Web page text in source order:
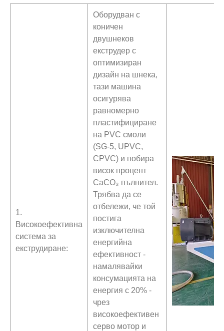
1.
Високоефективна
система за
екструдиране:
Оборудван с
коничен
двушнеков
екструдер с
оптимизиран
дизайн на шнека,
тази машина
осигурява
равномерно
пластифициране
на PVC смоли
(SG-5, UPVC,
CPVC) и побира
висок процент
CaCO₃ пълнител.
Трябва да се
отбележи, че той
постига
изключителна
енергийна
ефективност -
намалявайки
консумацията на
енергия с 20% -
чрез
високоефективен
серво мотор и